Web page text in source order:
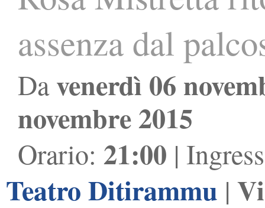
assenza dal
Davenerdì 06
novembre 2015
Orario: 21:00 |
Teatro Ditirammu |